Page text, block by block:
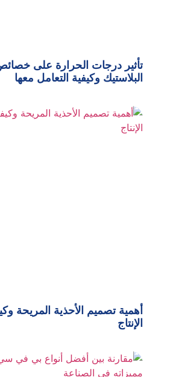
تأثير درجات الحرارة على
البلاستيك وكيفية التعامل معها
أهمية تصميم الأحذية المريحة
الإنتاج